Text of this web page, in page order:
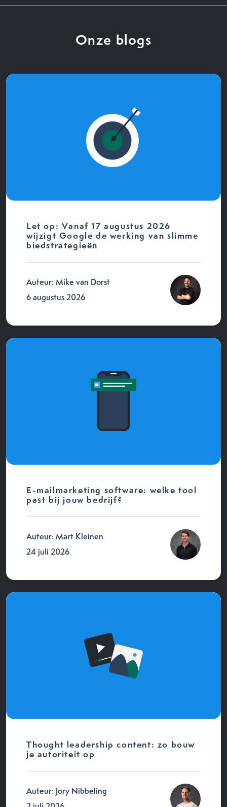
Onze blogs
Let op: Vanaf 17 augustus 2026
wijzigt Google de werking van slimme
biedstrategieën
Auteur: Mike van Dorst
6 augustus 2026
E-mailmarketing software: welke tool
past bij jouw bedrijf?
Auteur: Mart Kleinen
24 juli 2026
Thought leadership content: zo bouw
je autoriteit op
Auteur: Jory Nibbeling